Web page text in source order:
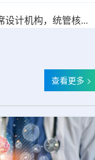
付高纯度钍-
Rosatom选定SNIIP为辐射控制系统首席设计机构，统管核设施放射仪表标准化与进口替代保障
查看更多 >